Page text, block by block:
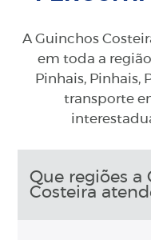
A Guinchos
em toda a
Pinhais, Pinhais,
transporte
Que regiões a
Costeira